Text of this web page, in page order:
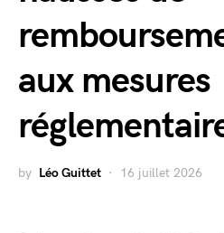
aux mesures
by Léo Guittet 16 juillet 2026